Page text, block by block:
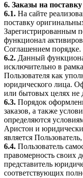
6. Заказы на
6.1. На сайте
поставку
Зарегистрированным
функционал
Соглашением порядке.
6.2. Данный
исключительно в
Пользователя как
юридического лица.
или бытовых целях не
6.3. Порядок
заказов, а также
определяются
Аристон и
является
6.4. Пользователь
правомерность своих
представитель
соответствующих